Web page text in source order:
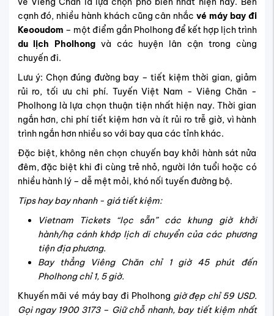
cạnh đó, nhiều hành khách cũng cân nhắcvé máy bay đi
Keooudom – một điểm gần Pholhong để kết hợp lịch trình
du lịch Pholhong và các huyện lân cận trong cùng
chuyến đi.
Lưu ý: Chọn đúng đường bay – tiết kiệm thời gian, giảm
rủi ro, tối ưu chi phí. Tuyến Việt Nam - Viêng Chăn -
Pholhong là lựa chọn thuận tiện nhất hiện nay. Thời gian
ngắn hơn, chi phí tiết kiệm hơn và ít rủi ro trễ giờ, vì hành
trình ngắn hơn nhiều so với bay qua các tỉnh khác.
Đặc biệt, không nên chọn chuyến bay khởi hành sát nửa
đêm, đặc biệt khi đi cùng trẻ nhỏ, người lớn tuổi hoặc có
nhiều hành lý – dễ mệt mỏi, khó nối tuyến đường bộ.
Tips hay bay nhanh - giá tiết kiệm:
Vietnam Tickets “lọc sẵn” các khung giờ khởi
hành/hạ cánh khớp lịch di chuyển của các phương
tiện địa phương.
Bay thẳng Viêng Chăn chỉ 1 giờ 45 phút đến
Pholhong chỉ 1, 5 giờ.
Khuyến mãi vé máy bay đi Pholhong giờ đẹp chỉ 59 USD.
Gọi ngay 1900 3173 – Giữ chỗ nhanh, bay tiết kiệm nhất